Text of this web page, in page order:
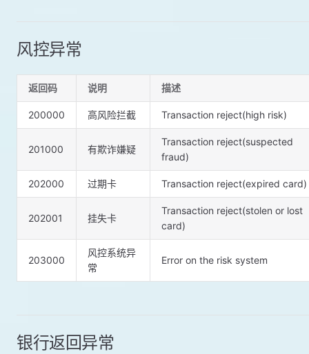
⻛控异常
返回码 说明 描述
200000 高⻛险拦截 Transaction reject(high risk)
201000 有欺诈嫌疑
Transaction reject(suspected
fraud)
202000 过期卡 Transaction reject(expired card)
202001 挂失卡
Transaction reject(stolen or lost
card)
203000
⻛控系统异
常
Error on the risk system
银行返回异常